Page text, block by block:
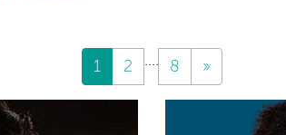
1 2 .... 8 »